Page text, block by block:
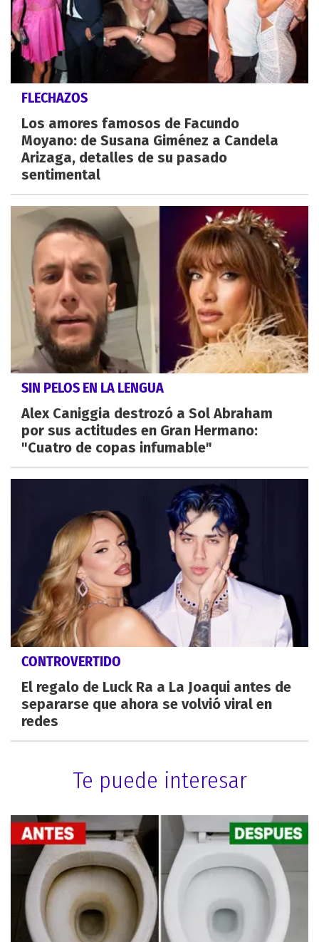
FLECHAZOS
Los amores famosos de Facundo
Moyano: de Susana Giménez a Candela
Arizaga, detalles de su pasado
sentimental
SIN PELOS EN LA LENGUA
Alex Caniggia destrozó a Sol Abraham
por sus actitudes en Gran Hermano:
"Cuatro de copas infumable"
CONTROVERTIDO
El regalo de Luck Ra a La Joaqui antes de
separarse que ahora se volvió viral en
redes
Te puede interesar